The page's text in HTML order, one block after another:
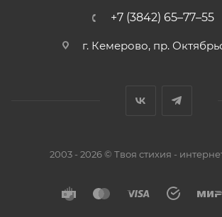
+7 (3842) 65–77–55
г. Кемерово, пр.
2003 - 2026 © Твоя стихия -